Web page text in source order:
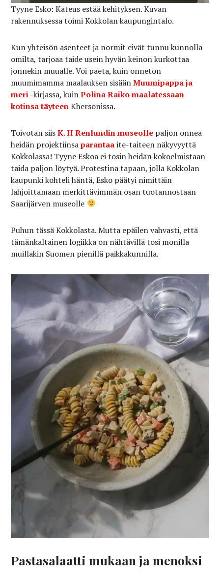
Tyyne Esko: Kateus estää kehityksen. Kuvan
rakennuksessa toimi Kokkolan kaupungintalo.
Kun yhteisön asenteet ja normit eivät tunnu kunnolla
omilta, tarjoaa taide usein hyvän keinon kurkottaa
jonnekin muualle. Voi paeta, kuin onneton
muumimamma maalauksen sisäänMuumipappa ja
meri-kirjassa, kuinPolina Raiko maalatessaan
kotinsa täyteenKhersonissa.
Toivotan siisK. H Renlundin museolle paljon onnea
heidän projektiinsaparantaaite-taiteen näkyvyyttä
Kokkolassa! Tyyne Eskoa ei tosin heidän kokoelmistaan
taida paljon löytyä. Protestina tapaan, jolla Kokkolan
kaupunki kohteli häntä, Esko päätyi nimittäin
lahjoittamaan merkittävimmän osan tuotannostaan
Saarijärven museolle
Puhun tässä Kokkolasta. Mutta epäilen vahvasti, että
tämänkaltainen logiikka on nähtävillä tosi monilla
muillakin Suomen pienillä paikkakunnilla.
Pastasalaatti mukaan ja menoksi